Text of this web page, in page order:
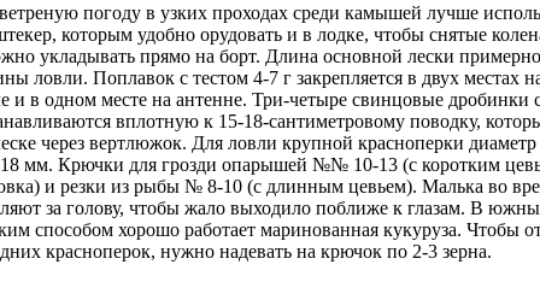
погоду в узких проходах среди камышей лучше
которым удобно орудовать и в лодке, чтобы снятые
укладывать прямо на борт. Длина основной лески
ловли. Поплавок с тестом 4-7 г закрепляется в двух местах
и в одном месте на антенне. Три-четыре свинцовые дробинки
вплотную к 15-18-сантиметровому поводку,
через вертлюжок. Для ловли крупной красноперки
мм. Крючки для грозди опарышей №№ 10-13 (с коротким
и резки из рыбы № 8-10 (с длинным цевьем). Малька во
за голову, чтобы жало выходило поближе к глазам. В
способом хорошо работает маринованная кукуруза. Чтобы
красноперок, нужно надевать на крючок по 2-3 зерна.